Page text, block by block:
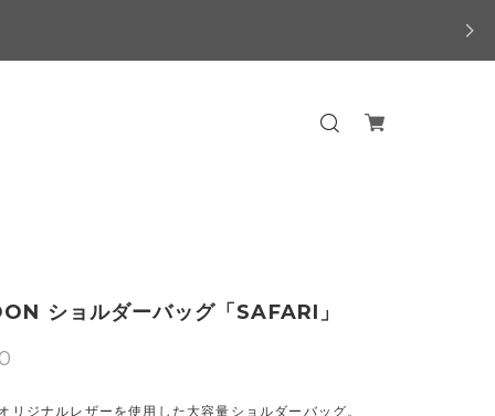
ショルダーバッグ「SAFARI」
リジナルレザーを使用した大容量ショルダーバッグ。